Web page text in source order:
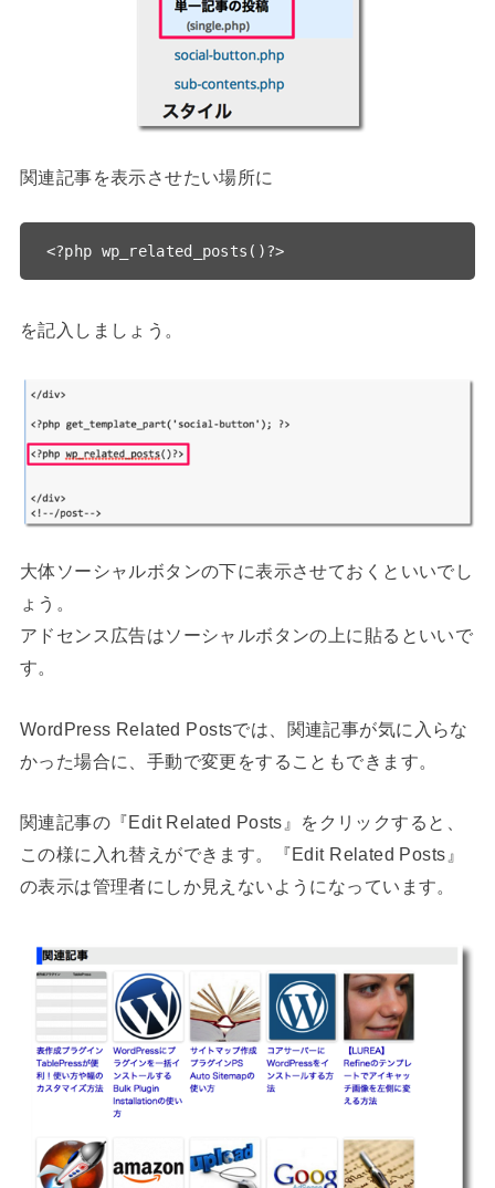
関連記事を表示させたい場所に
<?php wp_related_posts()?>
を記入しましょう。
大体ソーシャルボタンの下に表示させておくといいでし
ょう。
アドセンス広告はソーシャルボタンの上に貼るといいで
す。
WordPress Related Postsでは、関連記事が気に入らな
かった場合に、手動で変更をすることもできます。
関連記事の『Edit Related Posts』をクリックすると、
この様に入れ替えができます。『Edit Related Posts』
の表示は管理者にしか見えないようになっています。